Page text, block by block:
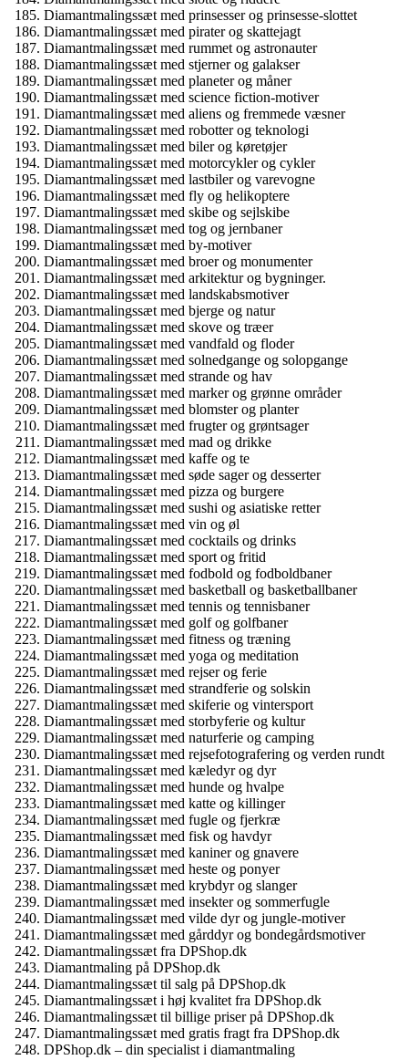
Diamantmalingssæt med prinsesser og prinsesse-slottet
Diamantmalingssæt med pirater og skattejagt
Diamantmalingssæt med rummet og astronauter
Diamantmalingssæt med stjerner og galakser
Diamantmalingssæt med planeter og måner
Diamantmalingssæt med science fiction-motiver
Diamantmalingssæt med aliens og fremmede væsner
Diamantmalingssæt med robotter og teknologi
Diamantmalingssæt med biler og køretøjer
Diamantmalingssæt med motorcykler og cykler
Diamantmalingssæt med lastbiler og varevogne
Diamantmalingssæt med fly og helikoptere
Diamantmalingssæt med skibe og sejlskibe
Diamantmalingssæt med tog og jernbaner
Diamantmalingssæt med by-motiver
Diamantmalingssæt med broer og monumenter
Diamantmalingssæt med arkitektur og bygninger.
Diamantmalingssæt med landskabsmotiver
Diamantmalingssæt med bjerge og natur
Diamantmalingssæt med skove og træer
Diamantmalingssæt med vandfald og floder
Diamantmalingssæt med solnedgange og solopgange
Diamantmalingssæt med strande og hav
Diamantmalingssæt med marker og grønne områder
Diamantmalingssæt med blomster og planter
Diamantmalingssæt med frugter og grøntsager
Diamantmalingssæt med mad og drikke
Diamantmalingssæt med kaffe og te
Diamantmalingssæt med søde sager og desserter
Diamantmalingssæt med pizza og burgere
Diamantmalingssæt med sushi og asiatiske retter
Diamantmalingssæt med vin og øl
Diamantmalingssæt med cocktails og drinks
Diamantmalingssæt med sport og fritid
Diamantmalingssæt med fodbold og fodboldbaner
Diamantmalingssæt med basketball og basketballbaner
Diamantmalingssæt med tennis og tennisbaner
Diamantmalingssæt med golf og golfbaner
Diamantmalingssæt med fitness og træning
Diamantmalingssæt med yoga og meditation
Diamantmalingssæt med rejser og ferie
Diamantmalingssæt med strandferie og solskin
Diamantmalingssæt med skiferie og vintersport
Diamantmalingssæt med storbyferie og kultur
Diamantmalingssæt med naturferie og camping
Diamantmalingssæt med rejsefotografering og verden rundt
Diamantmalingssæt med kæledyr og dyr
Diamantmalingssæt med hunde og hvalpe
Diamantmalingssæt med katte og killinger
Diamantmalingssæt med fugle og fjerkræ
Diamantmalingssæt med fisk og havdyr
Diamantmalingssæt med kaniner og gnavere
Diamantmalingssæt med heste og ponyer
Diamantmalingssæt med krybdyr og slanger
Diamantmalingssæt med insekter og sommerfugle
Diamantmalingssæt med vilde dyr og jungle-motiver
Diamantmalingssæt med gårddyr og bondegårdsmotiver
Diamantmalingssæt fra DPShop.dk
Diamantmaling på DPShop.dk
Diamantmalingssæt til salg på DPShop.dk
Diamantmalingssæt i høj kvalitet fra DPShop.dk
Diamantmalingssæt til billige priser på DPShop.dk
Diamantmalingssæt med gratis fragt fra DPShop.dk
DPShop.dk – din specialist i diamantmaling